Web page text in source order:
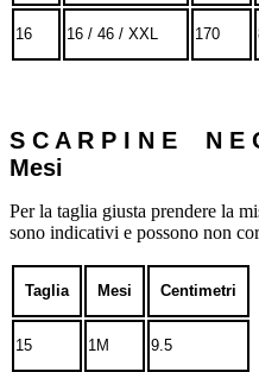
16 16 / 46 / XXL 170
S C A R P I N E N E
Mesi
Per la taglia giusta prendere la
sono indicativi e possono non
Taglia Mesi Centimetri
15 1M 9.5